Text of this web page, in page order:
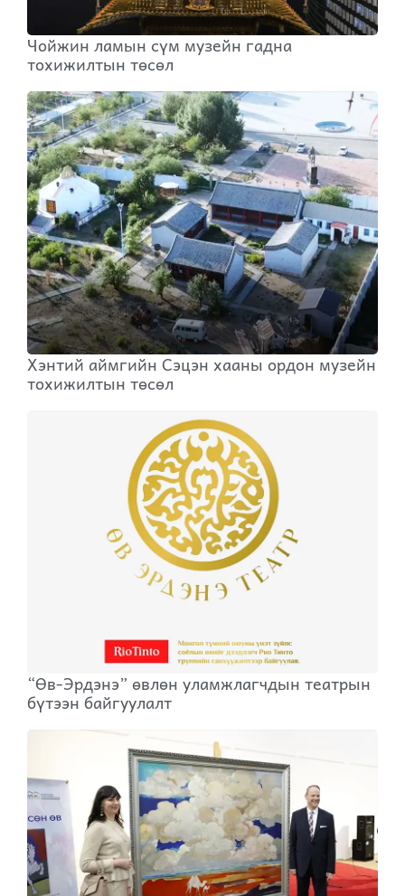
Чойжин ламын сүм музейн гадна
тохижилтын төсөл
Хэнтий аймгийн Сэцэн хааны ордон музейн
тохижилтын төсөл
“Өв-Эрдэнэ” өвлөн уламжлагчдын театрын
бүтээн байгуулалт